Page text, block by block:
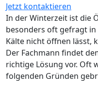
Jetzt kontaktieren
In der Winterzeit ist die
besonders oft gefragt in
Kälte nicht öffnen lässt,
Der Fachmann findet
richtige Lösung vor. Oft
folgenden Gründen